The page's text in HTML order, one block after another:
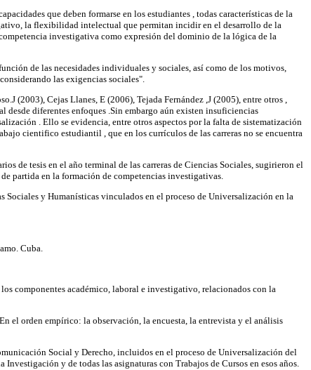
que deben formarse en los estudiantes , todas características de la
la flexibilidad intelectual que permitan incidir en el desarrollo de la
investigativa como expresión del dominio de la lógica de la
de las necesidades individuales y sociales, así como de los motivos,
las exigencias sociales".
(2003), Cejas Llanes, E (2006), Tejada Fernández ,J (2005), entre otros ,
diferentes enfoques .Sin embargo aún existen insuficiencias
. Ello se evidencia, entre otros aspectos por la falta de sistematización
cientifico estudiantil , que en los currículos de las carreras no se encuentra
de tesis en el año terminal de las carreras de Ciencias Sociales, sugirieron el
partida en la formación de competencias investigativas.
Sociales y Humanísticas vinculados en el proceso de Universalización en la
Cuba.
componentes académico, laboral e investigativo, relacionados con la
el orden empírico: la observación, la encuesta, la entrevista y el análisis
Social y Derecho, incluidos en el proceso de Universalización del
y de todas las asignaturas con Trabajos de Cursos en esos años.